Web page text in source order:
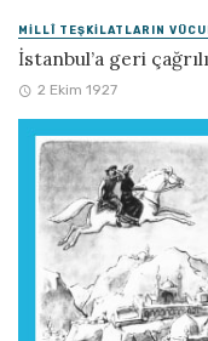
MILLÎ TEŞKILATLARIN
İstanbul’a geri
2 Ekim 1927